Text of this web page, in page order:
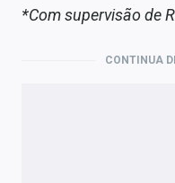
*Com supervisão de
CONTINUA